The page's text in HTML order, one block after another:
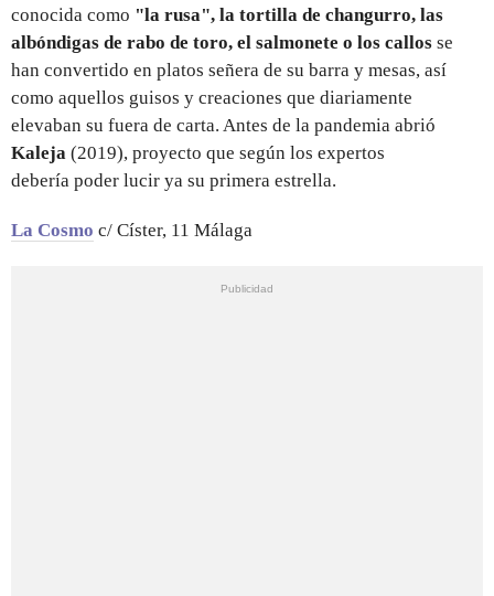
conocida como "la rusa", la tortilla de changurro, las
albóndigas de rabo de toro, el salmonete o los callos se
han convertido en platos señera de su barra y mesas, así
como aquellos guisos y creaciones que diariamente
elevaban su fuera de carta. Antes de la pandemia abrió
Kaleja (2019), proyecto que según los expertos
debería poder lucir ya su primera estrella.
La Cosmo c/ Císter, 11 Málaga